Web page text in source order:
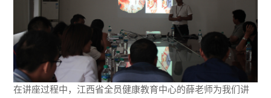
在讲座过程中， 江西省全员健康教育中心的薛老师为我们讲